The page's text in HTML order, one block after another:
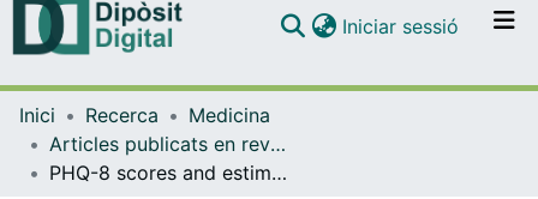
Navega per tot el DD
Iniciar sessió (current)
Inici Recerca
Medicina
Articles publicats en revistes (Medicina)
PHQ-8 scores and estimation of depression prevalence - Author's reply